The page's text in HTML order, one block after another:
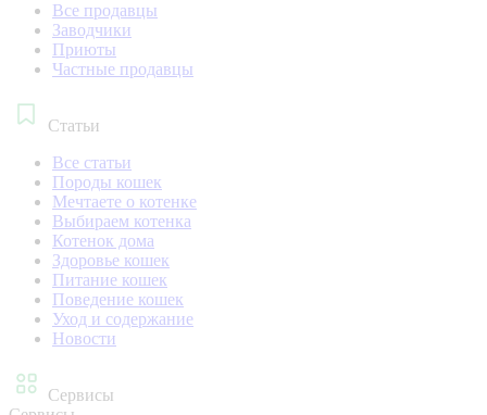
Все продавцы
Заводчики
Приюты
Частные продавцы
Статьи
Все статьи
Породы кошек
Мечтаете о котенке
Выбираем котенка
Котенок дома
Здоровье кошек
Питание кошек
Поведение кошек
Уход и содержание
Новости
Сервисы